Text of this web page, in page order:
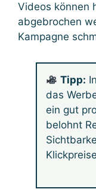
Videos können
abgebrochen
Kampagne
Tipp:
das
ein gut
belohnt